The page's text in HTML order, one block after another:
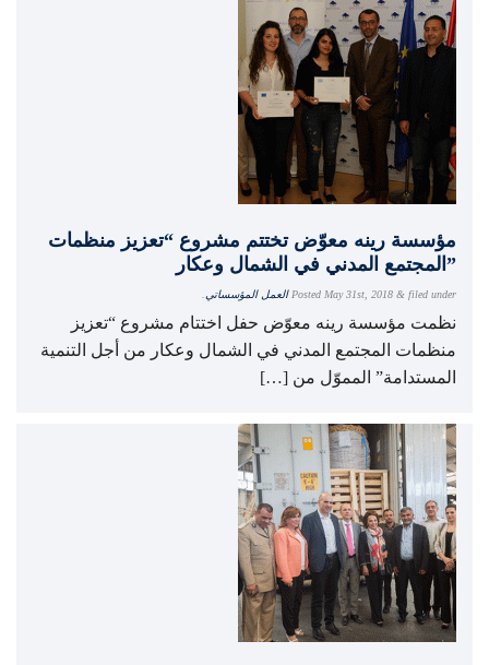
مؤسسة رينه معوّض تختتم مشروع “تعزيز منظمات
المجتمع المدني في الشمال وعكار”
Posted May 31st, 2018 & filed under العمل المؤسساتي
نظمت مؤسسة رينه معوّض حفل اختتام مشروع “تعزيز
منظمات المجتمع المدني في الشمال وعكار من أجل التنمية
المستدامة” المموّل من […]